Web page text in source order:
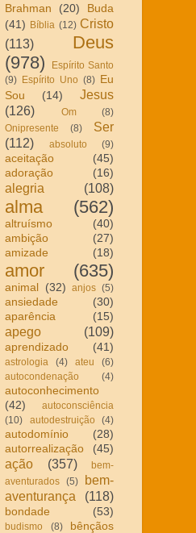
Brahman
(20)
Buda
(41) Bíblia (12) Cristo
(113)
Deus
(978)
Espírito Santo
(9) Espírito Uno (8) Eu
Sou
(14)
Jesus
(126)
Om
(8)
Onipresente
(8)
Ser
(112)
absoluto (9)
aceitação
(45)
adoração
(16)
alegria (108)
alma (562)
altruísmo
(40)
ambição
(27)
amizade
(18)
amor (635)
animal (32) anjos (5)
ansiedade
(30)
aparência
(15)
apego (109)
aprendizado (41)
astrologia (4) ateu
(6)
autocondenação
(4)
autoconhecimento
(42)
autoconsciência
(10)
autodestruição (4)
autodomínio
(28)
autorrealização
(45)
ação (357)
bem-
aventurados (5)
bem-
aventurança
(118)
bondade (53)
budismo (8)
bênçãos